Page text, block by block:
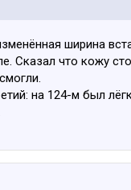
ширина
Сказал что кожу
на 124-м был